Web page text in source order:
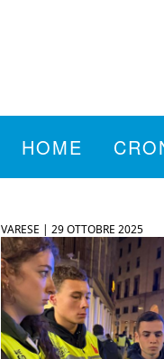
HOME
VARESE | 29 OTTOBRE 2025